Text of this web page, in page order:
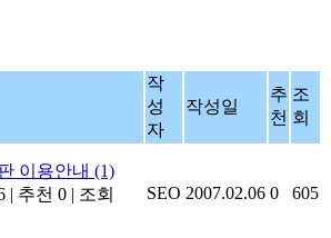
작
성
자
작성일
추
천
조
회
이용안내 (1)
| 추천 0 | 조회
SEO 2007.02.06 0 605